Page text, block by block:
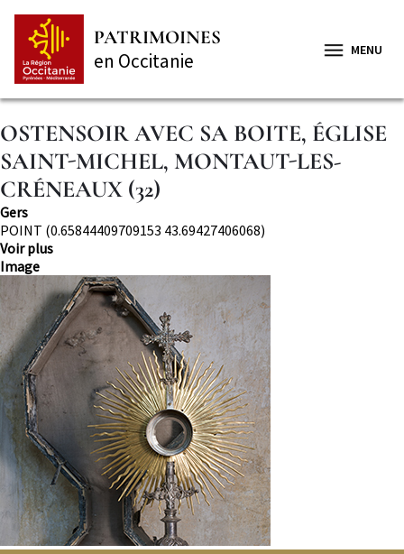
contenu
principal
PATRIMOINES
en Occitanie MENU
OSTENSOIR AVEC SA BOITE, ÉGLISE
SAINT-MICHEL, MONTAUT-LES-
CRÉNEAUX (32)
Département
Gers
Localisation
POINT (0.65844409709153 43.69427406068)
Voir plus
Image
Image